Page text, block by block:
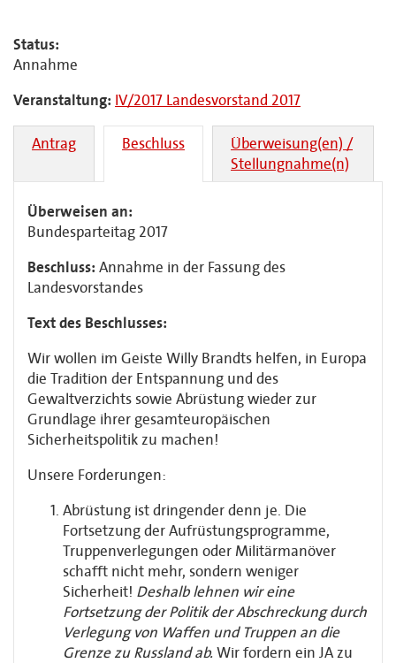
Status:
Annahme
Veranstaltung: IV/2017 Landesvorstand 2017
Antrag Beschluss
Überweisung(en) /
Stellungnahme(n)
Überweisen an:
Bundesparteitag 2017
Beschluss: Annahme in der Fassung des
Landesvorstandes
Text des Beschlusses:
Wir wollen im Geiste Willy Brandts helfen, in Europa
die Tradition der Entspannung und des
Gewaltverzichts sowie Abrüstung wieder zur
Grundlage ihrer gesamteuropäischen
Sicherheitspolitik zu machen!
Unsere Forderungen:
Abrüstung ist dringender denn je. Die
Fortsetzung der Aufrüstungsprogramme,
Truppenverlegungen oder Militärmanöver
schafft nicht mehr, sondern weniger
Sicherheit! Deshalb lehnen wir eine
Fortsetzung der Politik der Abschreckung durch
Verlegung von Waffen und Truppen an die
Grenze zu Russland ab.Wir fordern ein JA zu